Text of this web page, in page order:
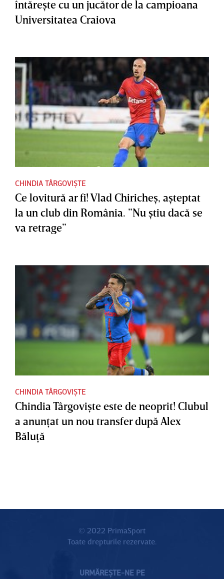
întăreşte cu un jucător de la campioana
Universitatea Craiova
CHINDIA TÂRGOVIȘTE
Ce lovitură ar fi! Vlad Chiricheş, aşteptat
la un club din România. ”Nu ştiu dacă se
va retrage”
CHINDIA TÂRGOVIȘTE
Chindia Târgovişte este de neoprit! Clubul
a anunţat un nou transfer după Alex
Băluţă
© 2022 PrimaSport
Toate drepturile rezervate.
URMĂREȘTE-NE PE